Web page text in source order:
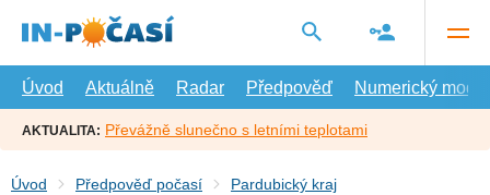
hlavní
Úvod
Aktuálně Radar Předpověď Numerický model
AKTUALITA: Převážně slunečno s letními teplotami
Úvod Předpověď počasí
Pardubický kraj